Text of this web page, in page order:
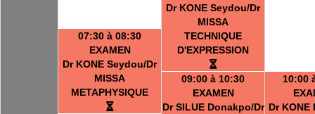
07:30 à 08:30
EXAMEN
Dr KONE Seydou/Dr
MISSA
METAPHYSIQUE
Dr KONE Seydou/Dr
MISSA
TECHNIQUE
D'EXPRESSION
09:00 à 10:30
EXAMEN
Dr SILUE Donakpo/Dr
10:00
Dr